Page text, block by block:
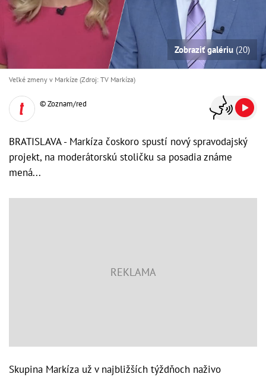
Zobraziť galériu (20)
Veľké zmeny v Markíze (Zdroj: TV Markíza)
© Zoznam/red
BRATISLAVA - Markíza čoskoro spustí nový spravodajský
projekt, na moderátorskú stoličku sa posadia známe
mená...
Skupina Markíza už v najbližších týždňoch naživo